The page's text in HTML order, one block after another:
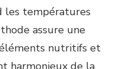
les températures
assure une
nutritifs et
harmonieux de la